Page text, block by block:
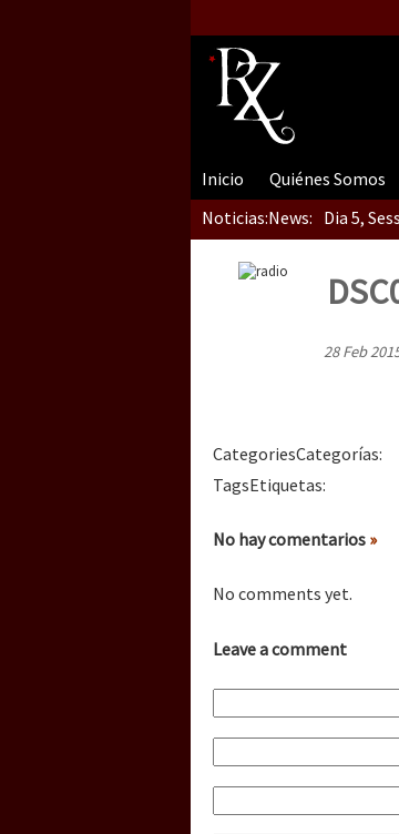
Inicio Quiénes Somos
Noticias:News: Dia 5,
Dia 5,
Dia 2 do
Dia 1:
[CDMX –
28 Feb
CategoriesCategorías:
TagsEtiquetas:
No hay comentarios »
No comments yet.
Leave a comment